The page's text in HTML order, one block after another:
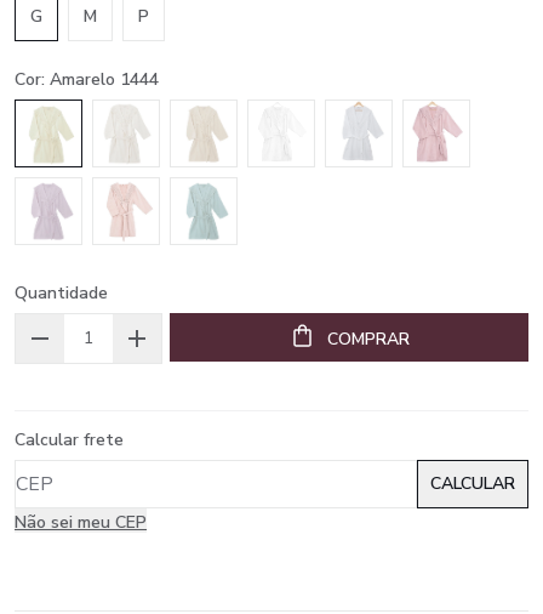
G
M P
Cor: Amarelo 1444
Quantidade
COMPRAR
Calcular frete
Não sei meu CEP